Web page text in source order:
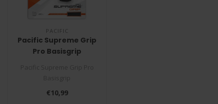
PACIFIC
Pacific Supreme Grip
Pro Basisgrip
De Pacific Supreme Grip Pro
is een uitsteken..
€10,99